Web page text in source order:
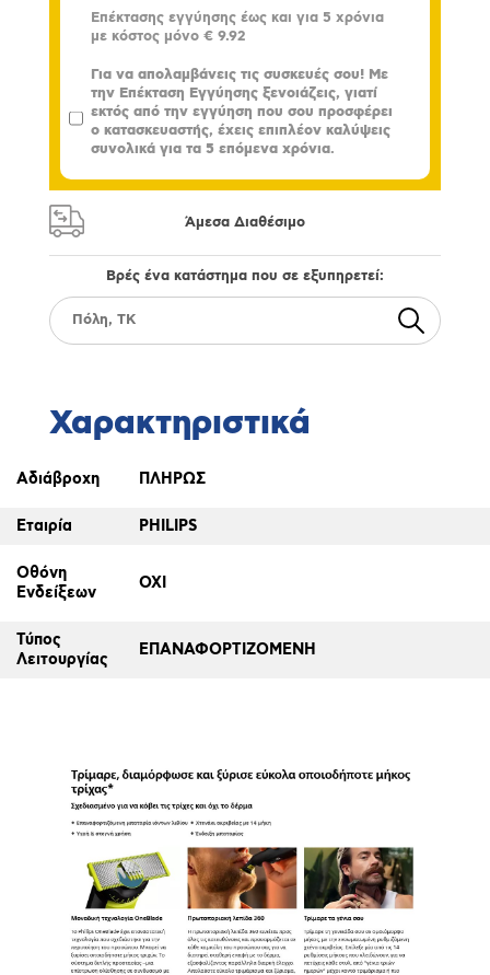
Επέκτασης εγγύησης έως και για 5 χρόνια
με κόστος μόνο € 9.92
Για να απολαμβάνεις τις συσκευές σου! Με
την Επέκταση Εγγύησης ξενοιάζεις, γιατί
εκτός από την εγγύηση που σου προσφέρει
ο κατασκευαστής, έχεις επιπλέον καλύψεις
συνολικά για τα 5 επόμενα χρόνια.
Άμεσα Διαθέσιμο
Βρές ένα κατάστημα που σε εξυπηρετεί:
Χαρακτηριστικά
Αδιάβροχη ΠΛΗΡΩΣ
Εταιρία PHILIPS
Οθόνη
Ενδείξεων
ΟΧΙ
Τύπος
Λειτουργίας
ΕΠΑΝΑΦΟΡΤΙΖΟΜΕΝΗ